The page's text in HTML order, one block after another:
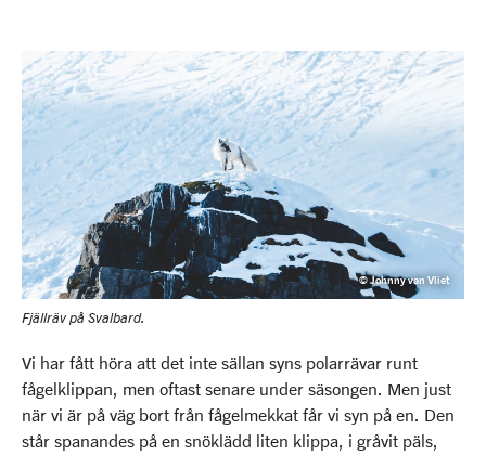
© Johnny van Vliet
Fjällräv på Svalbard.
Vi har fått höra att det inte sällan syns polarrävar runt
fågelklippan, men oftast senare under säsongen. Men just
när vi är på väg bort från fågelmekkat får vi syn på en. Den
står spanandes på en snöklädd liten klippa, i gråvit päls,